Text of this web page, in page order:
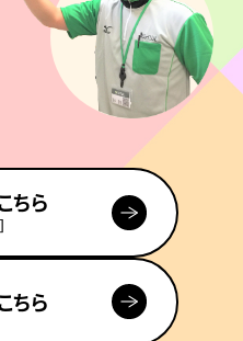
ちら
ちら